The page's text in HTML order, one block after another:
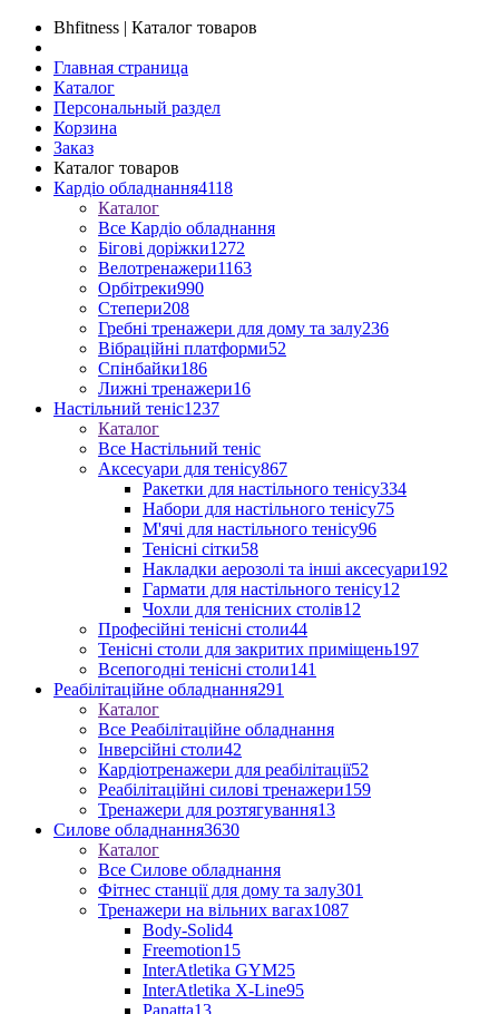
Bhfitness | Каталог товаров
Главная страница
Каталог
Персональный раздел
Корзина
Заказ
Каталог товаров
Кардіо обладнання4118
Каталог
Все Кардіо обладнання
Бігові доріжки1272
Велотренажери1163
Орбітреки990
Степери208
Гребні тренажери для дому та залу236
Вібраційні платформи52
Спінбайки186
Лижні тренажери16
Настільний теніс1237
Каталог
Все Настільний теніс
Аксесуари для тенісу867
Ракетки для настільного тенісу334
Набори для настільного тенісу75
М'ячі для настільного тенісу96
Тенісні сітки58
Накладки аерозолі та інші аксесуари192
Гармати для настільного тенісу12
Чохли для тенісних столів12
Професійні тенісні столи44
Тенісні столи для закритих приміщень197
Всепогодні тенісні столи141
Реабілітаційне обладнання291
Каталог
Все Реабілітаційне обладнання
Інверсійні столи42
Кардіотренажери для реабілітації52
Реабілітаційні силові тренажери159
Тренажери для розтягування13
Силове обладнання3630
Каталог
Все Силове обладнання
Фітнес станції для дому та залу301
Тренажери на вільних вагах1087
Body-Solid4
Freemotion15
InterAtletika GYM25
InterAtletika X-Line95
Panatta13